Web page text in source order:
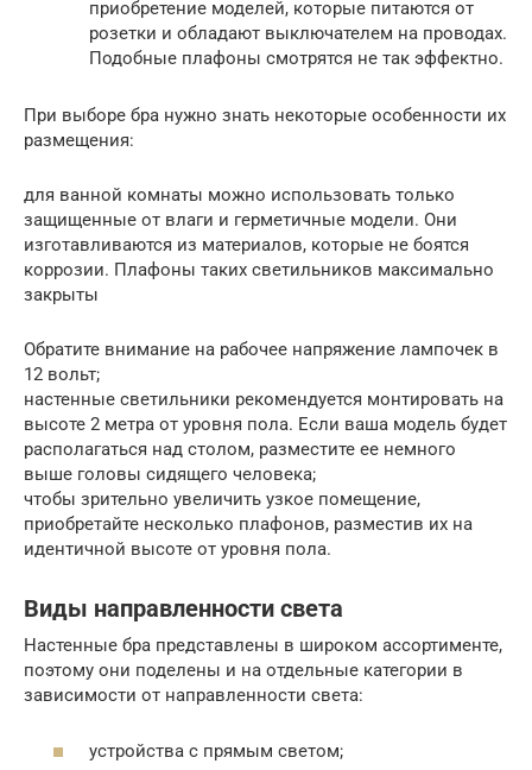
приобретение моделей, которые питаются от
розетки и обладают выключателем на проводах.
Подобные плафоны смотрятся не так эффектно.
При выборе бра нужно знать некоторые особенности их
размещения:
для ванной комнаты можно использовать только
защищенные от влаги и герметичные модели. Они
изготавливаются из материалов, которые не боятся
коррозии. Плафоны таких светильников максимально
закрыты
Обратите внимание на рабочее напряжение лампочек в
12 вольт;
настенные светильники рекомендуется монтировать на
высоте 2 метра от уровня пола. Если ваша модель будет
располагаться над столом, разместите ее немного
выше головы сидящего человека;
чтобы зрительно увеличить узкое помещение,
приобретайте несколько плафонов, разместив их на
идентичной высоте от уровня пола.
Виды направленности света
Настенные бра представлены в широком ассортименте,
поэтому они поделены и на отдельные категории в
зависимости от направленности света:
устройства с прямым светом;